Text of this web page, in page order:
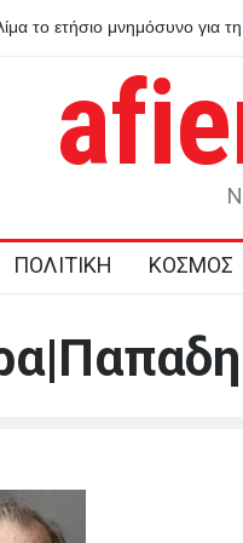
το ετήσιο μνημόσυνο για
ΠΟΛΙΤΙΚΗ ΚΟΣΜΟΣ